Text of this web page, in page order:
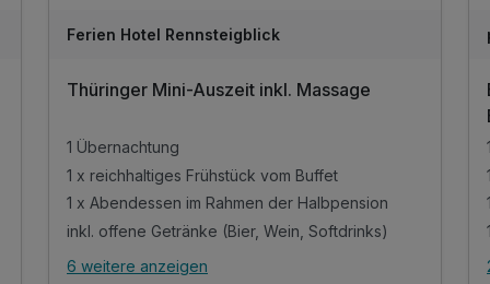
Ferien Hotel Rennsteigblick
Thüringer Mini-Auszeit inkl. Massage
1 Übernachtung
1 x reichhaltiges Frühstück vom Buffet
1 x Abendessen im Rahmen der Halbpension
inkl. offene Getränke (Bier, Wein, Softdrinks)
Alle Inklusivleistungen
6 weitere anzeigen